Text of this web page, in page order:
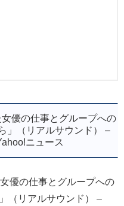
優の仕事とグループへの
」（リアルサウンド） –
ニュース
優の仕事とグループへの
（リアルサウンド） –